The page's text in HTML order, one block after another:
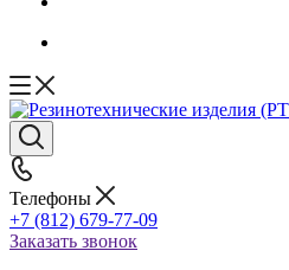
Телефоны
+7 (812) 679-77-09
Заказать звонок